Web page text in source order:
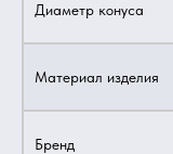
Диаметр конуса
Материал изделия
Бренд